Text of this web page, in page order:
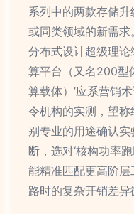
系列中的两款存储
或同类领域的新需求
分布式设计超级理
算平台（又名200型
算载体）’应系营销
令机构的实测，望
别专业的用途确认
断，选对‘核构功率
能精准匹配更高阶
路时的复杂开销差